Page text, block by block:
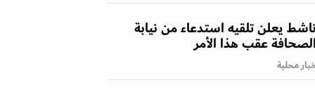
ناشط يعلن تلقيه استدعاء من نيابة
الصحافة عقب هذا الأمر
محلية